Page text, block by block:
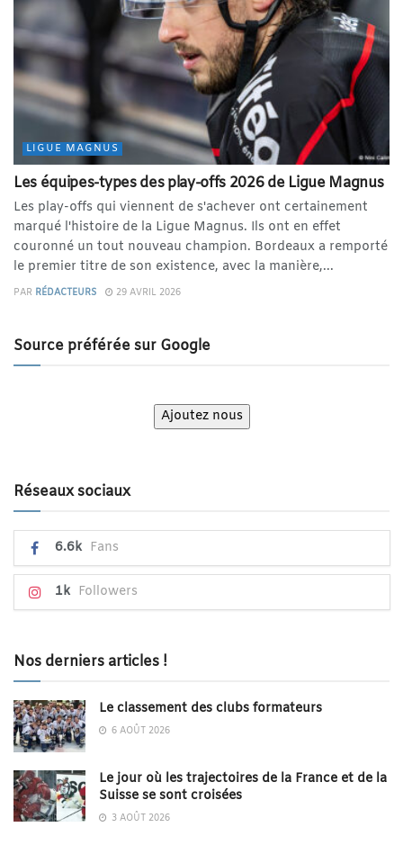
LIGUE MAGNUS
Les équipes-types des play-offs 2026 de Ligue Magnus
Les play-offs qui viennent de s'achever ont certainement
marqué l'histoire de la Ligue Magnus. Ils ont en effet
couronné un tout nouveau champion. Bordeaux a remporté
le premier titre de son existence, avec la manière,...
PAR RÉDACTEURS 29 AVRIL 2026
Source préférée sur Google
Ajoutez nous
Réseaux sociaux
6.6k Fans
1k Followers
Nos derniers articles !
Le classement des clubs formateurs
6 AOÛT 2026
Le jour où les trajectoires de la France et de la
Suisse se sont croisées
3 AOÛT 2026